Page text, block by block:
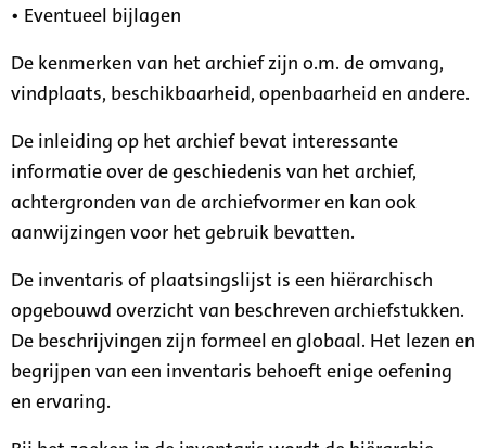
• Eventueel bijlagen
De kenmerken van het archief zijn o.m. de omvang,
vindplaats, beschikbaarheid, openbaarheid en andere.
De inleiding op het archief bevat interessante
informatie over de geschiedenis van het archief,
achtergronden van de archiefvormer en kan ook
aanwijzingen voor het gebruik bevatten.
De inventaris of plaatsingslijst is een hiërarchisch
opgebouwd overzicht van beschreven archiefstukken.
De beschrijvingen zijn formeel en globaal. Het lezen en
begrijpen van een inventaris behoeft enige oefening
en ervaring.